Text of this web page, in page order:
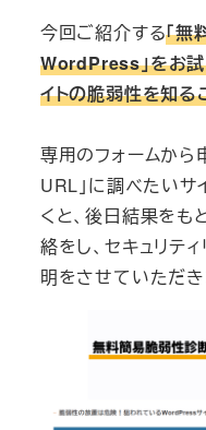
今回ご紹介する「
WordPress」をお
イトの脆弱性を知る
専用のフォームから
URL」に調べたい
くと、後日結果をも
絡をし、セキュリテ
明をさせていただき